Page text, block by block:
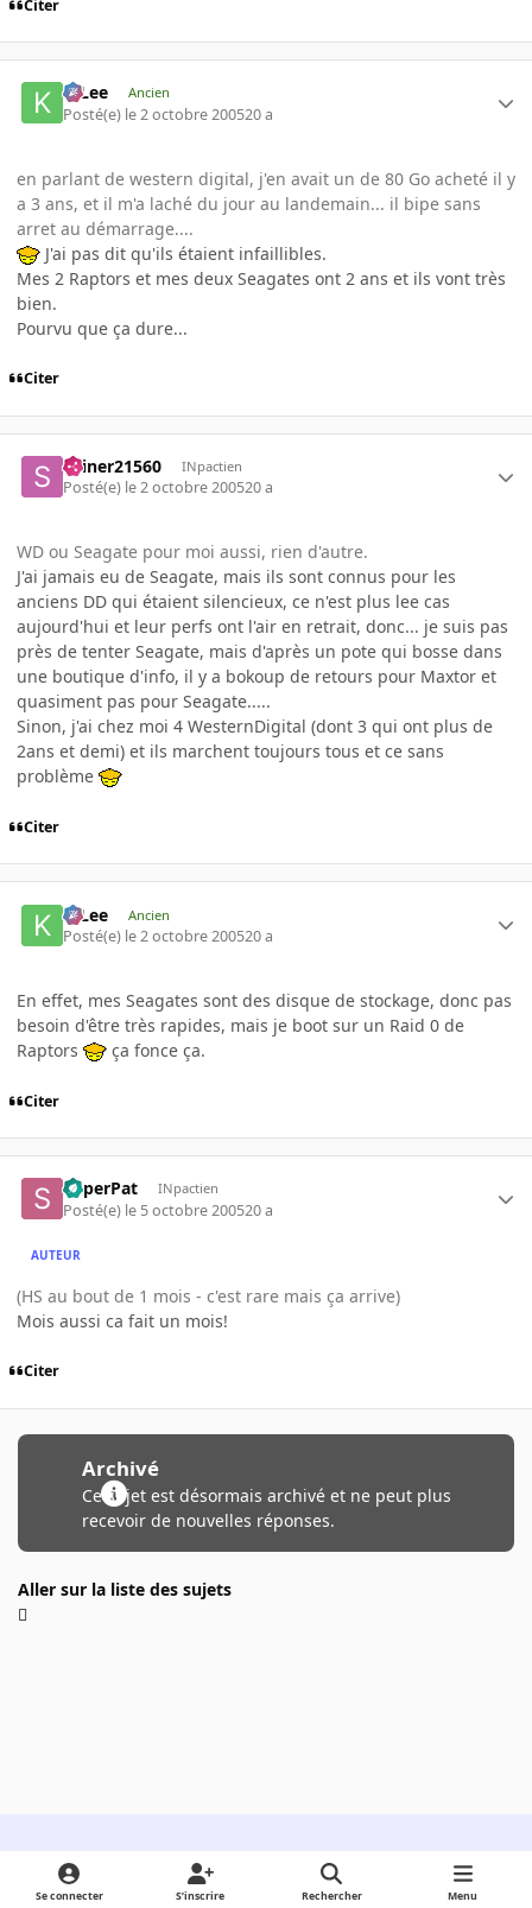
Citer
K-Lee Ancien
Posté(e) le 2 octobre 200520 a
en parlant de western digital, j'en avait un de 80 Go acheté il y
a 3 ans, et il m'a laché du jour au landemain... il bipe sans
arret au démarrage....
J'ai pas dit qu'ils étaient infaillibles.
Mes 2 Raptors et mes deux Seagates ont 2 ans et ils vont très
bien.
Pourvu que ça dure...
Citer
skiner21560 INpactien
Posté(e) le 2 octobre 200520 a
WD ou Seagate pour moi aussi, rien d'autre.
J'ai jamais eu de Seagate, mais ils sont connus pour les
anciens DD qui étaient silencieux, ce n'est plus lee cas
aujourd'hui et leur perfs ont l'air en retrait, donc... je suis pas
près de tenter Seagate, mais d'après un pote qui bosse dans
une boutique d'info, il y a bokoup de retours pour Maxtor et
quasiment pas pour Seagate.....
Sinon, j'ai chez moi 4 WesternDigital (dont 3 qui ont plus de
2ans et demi) et ils marchent toujours tous et ce sans
problème
Citer
K-Lee Ancien
Posté(e) le 2 octobre 200520 a
En effet, mes Seagates sont des disque de stockage, donc pas
besoin d'être très rapides, mais je boot sur un Raid 0 de
Raptors
ça fonce ça.
Citer
SuperPat INpactien
Posté(e) le 5 octobre 200520 a
AUTEUR
(HS au bout de 1 mois - c'est rare mais ça arrive)
Mois aussi ca fait un mois!
Citer
Archivé
Ce sujet est désormais archivé et ne peut plus
recevoir de nouvelles réponses.
Aller sur la liste des sujets
Light ModeDark ModeSystem Preference
Se connecter S’inscrire Rechercher Menu